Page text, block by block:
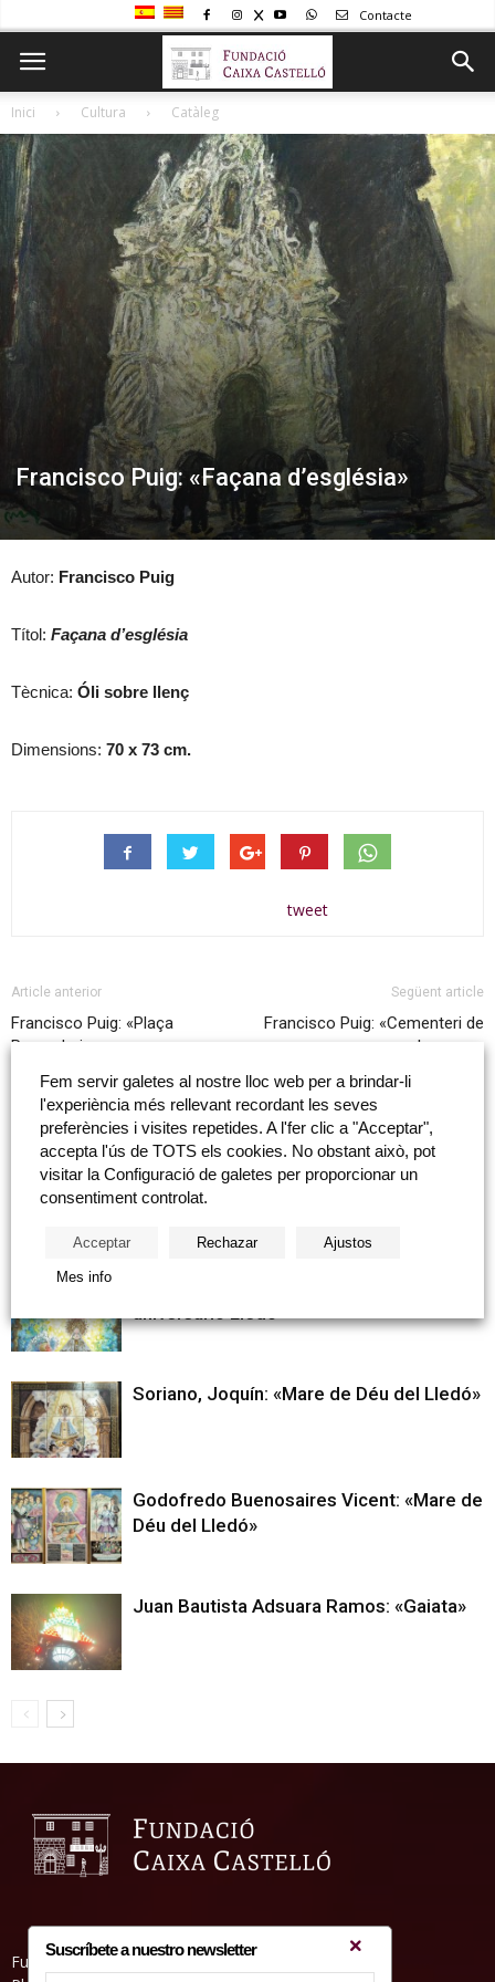
Contacte
Inici Cultura Catàleg
Francisco Puig: «Façana d’església»
Autor: Francisco Puig
Títol: Façana d’església
Tècnica: Óli sobre llenç
Dimensions: 70 x 73 cm.
tweet
Article anterior
Francisco Puig: «Plaça
Pescaderia»
Següent article
Francisco Puig: «Cementeri de
barques»
Articles relacionats Més del autor
Salvador Dalí: «Sèrie de taulells de
Salvador Dalí»
aniversario Lledó»
Soriano, Joquín: «Mare de Déu del Lledó»
Godofredo Buenosaires Vicent: «Mare de
Déu del Lledó»
Juan Bautista Adsuara Ramos: «Gaiata»
Fundació Caixa Castelló • Casa Abadía
Suscríbete a nuestro newsletter
Fem servir galetes al nostre lloc web per a brindar-li
l'experiència més rellevant recordant les seves
preferències i visites repetides. A l'fer clic a "Acceptar",
accepta l'ús de TOTS els cookies. No obstant això, pot
visitar la Configuració de galetes per proporcionar un
consentiment controlat.
Acceptar Rechazar Ajustos
Mes info